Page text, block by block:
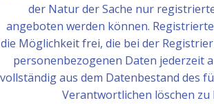
der Natur der Sache nur
angeboten werden können.
die Möglichkeit frei, die bei der
personenbezogenen Daten jederzeit
vollständig aus dem Datenbestand des
Verantwortlichen löschen zu